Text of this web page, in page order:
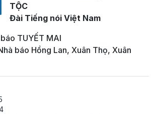
TỘC
Đài Tiếng nói Việt Nam
TUYẾT MAI
báo Hồng Lan, Xuân Thọ, Xuân